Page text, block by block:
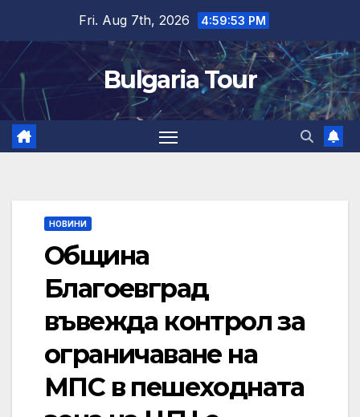
content
Fri. Aug 7th, 2026 4:59:53 PM
Bulgaria Tour
НОВИНИ
Община
Благоевград
въвежда контрол за
ограничаване на
МПС в пешеходната